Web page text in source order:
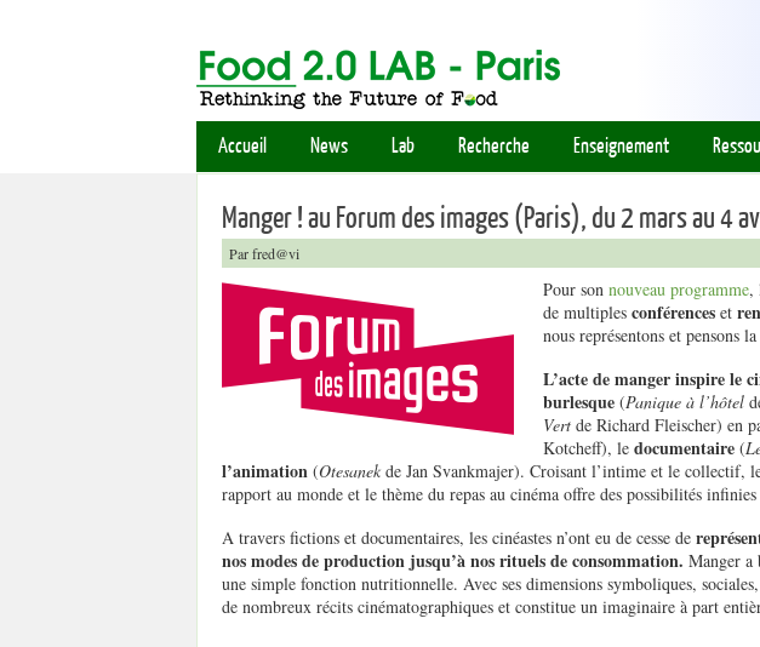
Accueil News Lab Recherche Enseignement
Manger ! au Forum des images (Paris), du 2 mars au 4
Par fred@vi
Pour son nouveau programme,
de multiples conférences et
nous représentons et pensons
L’acte de manger inspire le
burlesque (Panique à l’hôtel
Vert de Richard Fleischer) en
Kotcheff), le documentaire (
l’animation (Otesanek de Jan Svankmajer). Croisant l’intime et le collectif,
rapport au monde et le thème du repas au cinéma offre des possibilités infinies
A travers fictions et documentaires, les cinéastes n’ont eu de cesse de
nos modes de production jusqu’à nos rituels de consommation. Manger a
une simple fonction nutritionnelle. Avec ses dimensions symboliques,
de nombreux récits cinématographiques et constitue un imaginaire à part